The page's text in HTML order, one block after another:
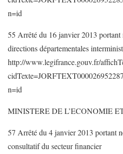
n=id
55 Arrêté du 16 janvier 2013 portant
directions départementales
http://www.legifrance.gouv.fr/
n=id
MINISTERE DE L’ECONOMIE
57 Arrêté du 4 janvier 2013 portant
consultatif du secteur financier